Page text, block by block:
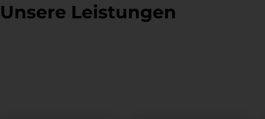
Unsere Leistungen